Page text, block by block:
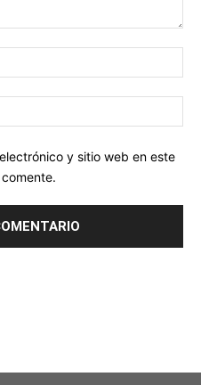
y sitio web en este